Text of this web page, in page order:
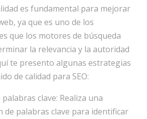
es fundamental para mejorar
ya que es uno de los
que los motores de búsqueda
la relevancia y la autoridad
te presento algunas estrategias
de calidad para SEO:
clave: Realiza una
de palabras clave para identificar